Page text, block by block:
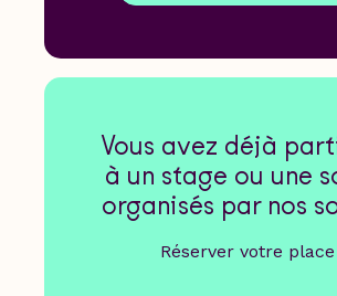
Vous avez déjà
à un stage ou une
organisés par nos
Réserver votre place